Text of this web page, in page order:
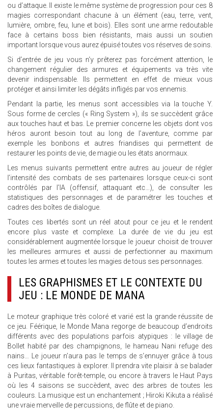
ou d’attaque. Il existe le même système de progression pour ces 8
magies correspondant chacune à un élément (eau, terre, vent,
lumière, ombre, feu, lune et bois). Elles sont une arme redoutable
face à certains boss bien résistants, mais aussi un soutien
important lorsque vous aurez épuisé toutes vos réserves de soins.
Si d’entrée de jeu vous n’y prêterez pas forcément attention, le
changement régulier des armures et équipements va très vite
devenir indispensable. Ils permettent en effet de mieux vous
protéger et ainsi limiter les dégâts infligés par vos ennemis.
Pendant la partie, les menus sont accessibles via la touche Y.
Sous forme de cercles (« Ring System »), ils se succèdent grâce
aux touches haut et bas. Le premier concerne les objets dont vos
héros auront besoin tout au long de l’aventure, comme par
exemple les bonbons et autres friandises qui permettent de
restaurer les points de vie, de magie ou les états anormaux.
Les menus suivants permettent entre autres au joueur de régler
l’intensité des combats de ses partenaires lorsque ceux-ci sont
contrôlés par l’IA (offensif, attaquant etc…), de consulter les
statistiques des personnages et de paramétrer les touches et
cadres des boîtes de dialogue.
Toutes ces libertés sont un réel atout pour ce jeu et le rendent
encore plus vaste et complexe. La durée de vie du jeu est
considérablement augmentée lorsque le joueur choisit de trouver
les meilleures armures et aussi de perfectionner au maximum
toutes les armes et toutes les magies de tous ses personnages.
LES GRAPHISMES ET LE CONTEXTE DU
JEU : LE MONDE DE MANA
Le moteur graphique très coloré et varié est la grande réussite de
ce jeu. Féérique, le Monde Mana regorge de beaucoup d’endroits
différents avec des populations parfois atypiques : le village de
Bollet habité par des champignons, le hameau Nani refuge des
nains… Le joueur n’aura pas le temps de s’ennuyer grâce à tous
ces lieux fantastiques à explorer. Il prendra vite plaisir à se balader
à Puritas, véritable forêt-temple, ou encore à travers le Haut Pays
où les 4 saisons se succèdent, avec des arbres de toutes les
couleurs. La musique est un enchantement ; Hiroki Kikuta a réalisé
une vraie merveille de percussions, de flûte et de piano.